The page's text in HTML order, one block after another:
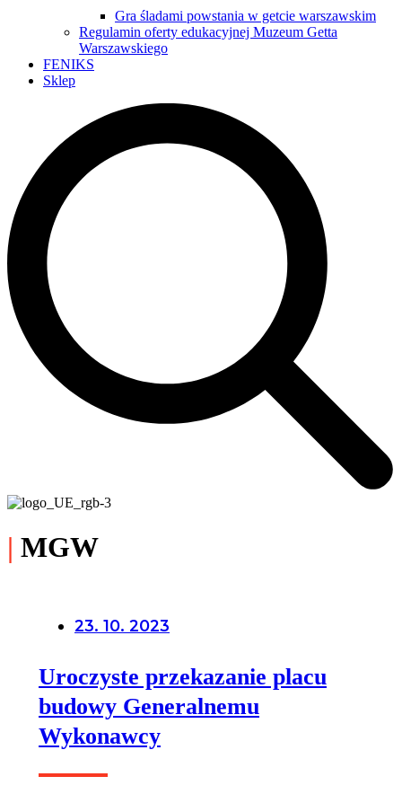
Gra śladami powstania w getcie warszawskim
Regulamin oferty edukacyjnej Muzeum Getta
Warszawskiego
FENIKS
Sklep
| MGW
23. 10. 2023
Uroczyste przekazanie placu
budowy Generalnemu
Wykonawcy